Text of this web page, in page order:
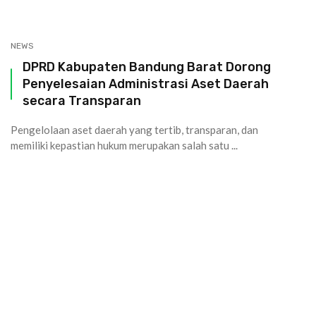
NEWS
DPRD Kabupaten Bandung Barat Dorong
Penyelesaian Administrasi Aset Daerah
secara Transparan
Pengelolaan aset daerah yang tertib, transparan, dan
memiliki kepastian hukum merupakan salah satu ...